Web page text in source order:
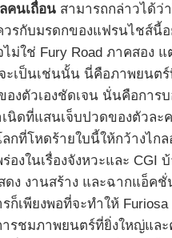
คนเถื่อน สามารถกล่าวได้ว่
รกับมรดกของแฟรนไชส์นี้อ
ม่ใช่ Fury Road ภาคสอง
ะเป็นเช่นนั้น นี่คือภาพยนต
องตัวเองชัดเจน นั่นคือการบ
เนิดที่แสนเจ็บปวดของตัวละ
กที่โหดร้ายใบนี้ให้กว้างไก
องในเรื่องจังหวะและ CGI
ดง งานสร้าง และฉากแอ็คชั่
ก็เพียงพอที่จะทำให้ Furiosa
รชมภาพยนตร์ที่ยิ่งใหญ่และ